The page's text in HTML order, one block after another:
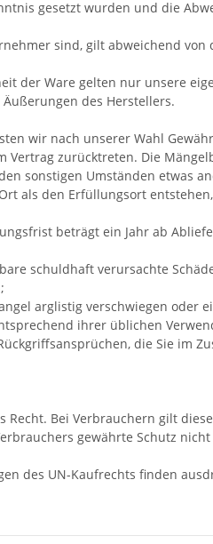
gesetzt wurden und die
sind, gilt abweichend
der Ware gelten nur unsere
des Herstellers.
wir nach unserer Wahl
Vertrag zurücktreten. Die
sonstigen Umständen etwas
als den Erfüllungsort
beträgt ein Jahr ab
schuldhaft verursachte
arglistig verschwiegen oder
ihrer üblichen
die Sie im
Recht. Bei Verbrauchern gilt
gewährte Schutz
des UN-Kaufrechts finden